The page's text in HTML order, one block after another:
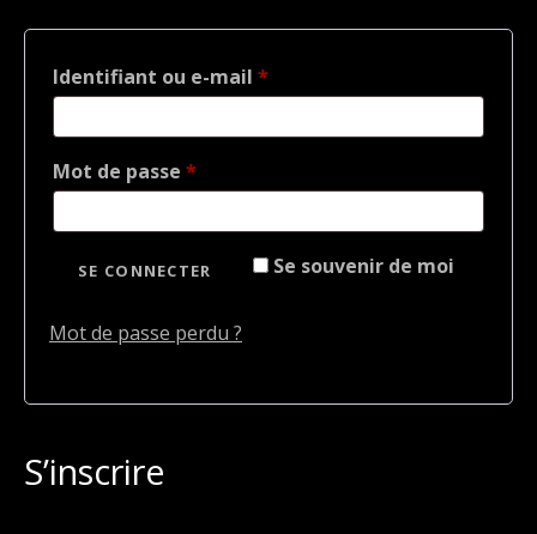
Identifiant ou e-mail *Obligatoire
Mot de passe *Obligatoire
Se souvenir de moi
SE CONNECTER
Mot de passe perdu ?
S’inscrire